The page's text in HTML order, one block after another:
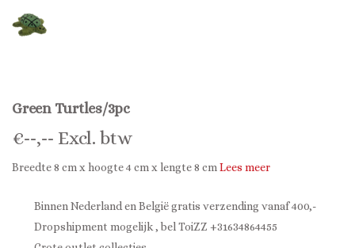
Green Turtles/3pc
€--,-- Excl. btw
Breedte 8 cm x hoogte 4 cm x lengte 8 cm Lees meer
Binnen Nederland en België gratis verzending vanaf 400,-
Dropshipment mogelijk , bel ToiZZ +31634864455